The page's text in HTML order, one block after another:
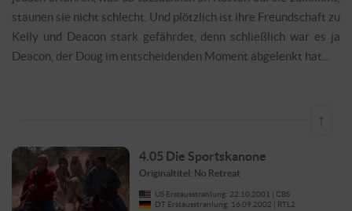
staunen sie nicht schlecht. Und plötzlich ist ihre Freundschaft zu
Kelly und Deacon stark gefährdet, denn schließlich war es ja
Deacon, der Doug im entscheidenden Moment abgelenkt hat...
↑
4.05 Die Sportskanone
Originaltitel: No Retreat
US Erstausstrahlung: 22.10.2001 | CBS
DT Erstausstrahlung: 16.09.2002 | RTL2